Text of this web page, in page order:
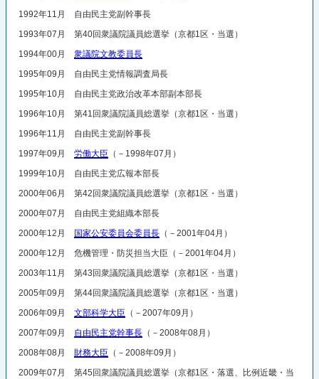
1992年11月 自由民主党副幹事長
1993年07月 第40回衆議院議員総選挙（京都1区・当選）
1994年00月 衆議院文教委員長
1995年09月 自由民主党情報調査局長
1995年10月 自由民主党政治改革本部副本部長
1996年10月 第41回衆議院議員総選挙（京都1区・当選）
1996年11月 自由民主党副幹事長
1997年09月 労働大臣 （－1998年07月）
1999年10月 自由民主党広報本部長
2000年06月 第42回衆議院議員総選挙（京都1区・当選）
2000年07月 自由民主党組織本部長
2000年12月 国家公安委員会委員長 （－2001年04月）
2000年12月 危機管理・防災担当大臣（－2001年04月）
2003年11月 第43回衆議院議員総選挙（京都1区・当選）
2005年09月 第44回衆議院議員総選挙（京都1区・当選）
2006年09月 文部科学大臣 （－2007年09月）
2007年09月 自由民主党幹事長 （－2008年08月）
2008年08月 財務大臣 （－2008年09月）
2009年07月 第45回衆議院議員総選挙（京都1区・落選、比例近畿・当